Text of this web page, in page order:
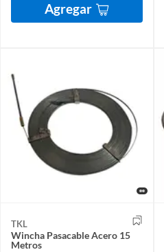
Agregar
TKL
Wincha Pasacable Acero 15
Metros